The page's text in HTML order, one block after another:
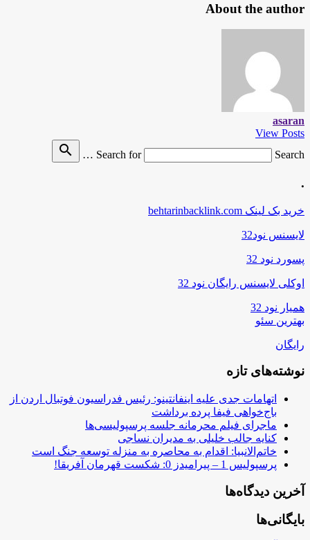
About the author
asaran
View Posts
Search for
Search …
search
.
خرید بک لینک behtarinbacklink.com
لایسنس نود32
پسورد نود 32
اوکلی لایسنس رایگان نود 32
همیار نود 32
بهترین سئو
رایگان
نوشته‌های تازه
اتهامات جدی علیه اینفانتینو: رئیس فدراسیون فوتبال اردن از
باج‌خواهی فیفا پرده برداشت
ماجرای فیلم محرمانه جلسه پرسپولیسی‌ها
کنایه جالب خلیلی به مدیران نساجی
خاتم‌الانبیا: اقدام به محاصره به منزله توسعه جنگ است
پرسپولیس 1 – پیرامیدز 0: شکست قهرمان آفریقا!
آخرین دیدگاه‌ها
بایگانی‌ها